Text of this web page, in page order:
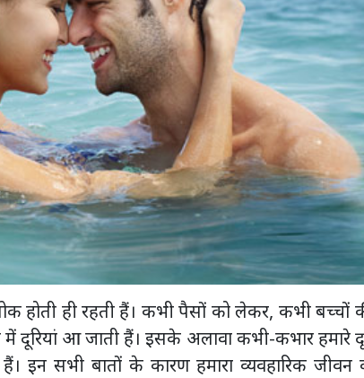
होती ही रहती हैं। कभी पैसों को लेकर, कभी बच्चों
दूरियां आ जाती हैं। इसके अलावा कभी-कभार हमारे
इन सभी बातों के कारण हमारा व्यवहारिक जीवन